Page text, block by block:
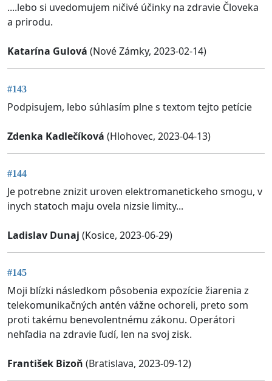
....lebo si uvedomujem ničivé účinky na zdravie Človeka
a prirodu.
Katarína Gulová (Nové Zámky, 2023-02-14)
#143
Podpisujem, lebo súhlasím plne s textom tejto petície
Zdenka Kadlečíková (Hlohovec, 2023-04-13)
#144
Je potrebne znizit uroven elektromanetickeho smogu, v
inych statoch maju ovela nizsie limity...
Ladislav Dunaj (Kosice, 2023-06-29)
#145
Moji blízki následkom pôsobenia expozície žiarenia z
telekomunikačných antén vážne ochoreli, preto som
proti takému benevolentnému zákonu. Operátori
nehľadia na zdravie ľudí, len na svoj zisk.
František Bizoň (Bratislava, 2023-09-12)